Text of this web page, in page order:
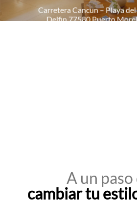
Carretera Cancun – Playa del
Delfin 77580 Puerto
A un paso
cambiar tu